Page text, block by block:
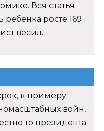
Вся статья
росте 169
весил.
к примеру
войн,
то президента